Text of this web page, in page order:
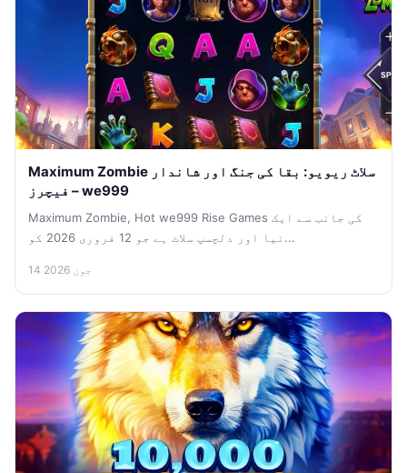
Maximum Zombie سلاٹ ریویو: بقا کی جنگ اور شاندار
فیچرز – we999
Maximum Zombie, Hot we999 Rise Games کی جانب سے ایک
نیا اور دلچسپ سلاٹ ہے جو 12 فروری 2026 کو...
14 جون 2026